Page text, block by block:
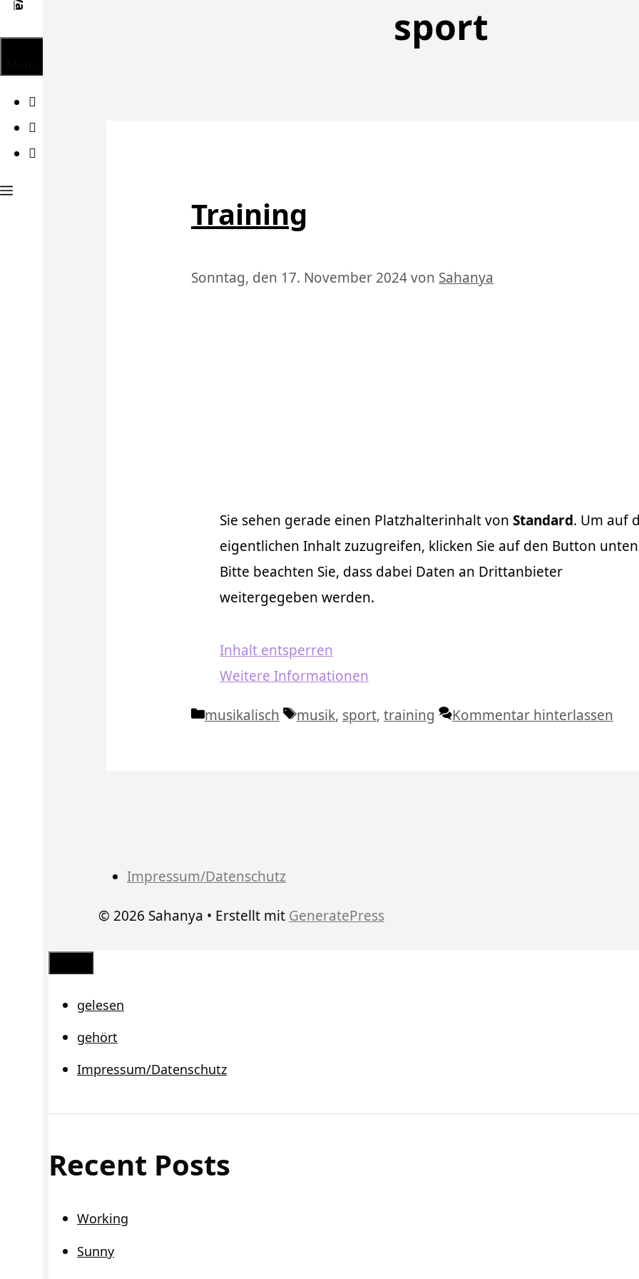
sport
Training
Sonntag, den 17. November 2024von Sahanya
Sie sehen gerade einen Platzhalterinhalt von Standard. Um auf
eigentlichen Inhalt zuzugreifen, klicken Sie auf den Button
Bitte beachten Sie, dass dabei Daten an Drittanbieter
weitergegeben werden.
Inhalt entsperren
Weitere Informationen
Kategorien
musikalisch Schlagwörter
musik, sport, training Kommentar hinterlassen
Impressum/Datenschutz
© 2026 Sahanya • Erstellt mit GeneratePress
Schließen
gelesen
gehört
Impressum/Datenschutz
Recent Posts
Working
Sunny